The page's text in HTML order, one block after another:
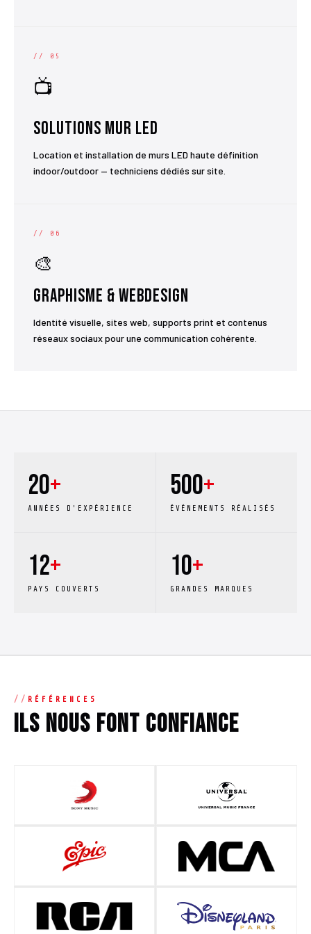
// 05
📺
Solutions Mur LED
Location et installation de murs LED haute définition
indoor/outdoor — techniciens dédiés sur site.
// 06
🎨
Graphisme & Webdesign
Identité visuelle, sites web, supports print et contenus
réseaux sociaux pour une communication cohérente.
20+
ANNÉES D'EXPÉRIENCE
500+
ÉVÉNEMENTS RÉALISÉS
12+
PAYS COUVERTS
10+
GRANDES MARQUES
RÉFÉRENCES
Ils nous font confiance